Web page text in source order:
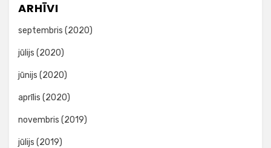
ARHĪVI
septembris (2020)
jūlijs (2020)
jūnijs (2020)
aprīlis (2020)
novembris (2019)
jūlijs (2019)